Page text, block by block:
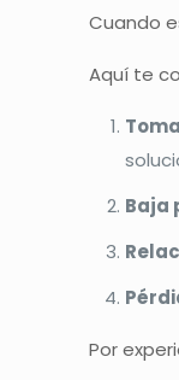
Cuando
Aquí te
Baja
Por